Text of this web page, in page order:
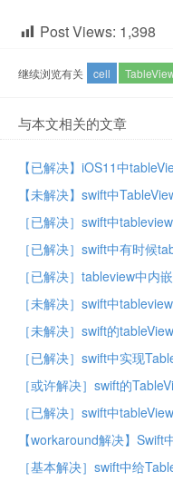
Post Views: 1,398
继续浏览有关 cell
与本文相关的文章
【已解决】iOS11中
［已解决］swift中有时候
［未解决］swift中
［已解决］swift中实现
［基本解决］swift中给